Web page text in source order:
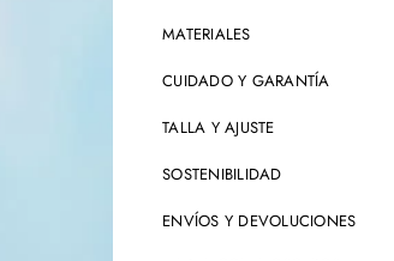
MATERIALES
CUIDADO Y GARANTÍA
TALLA Y AJUSTE
SOSTENIBILIDAD
ENVÍOS Y DEVOLUCIONES